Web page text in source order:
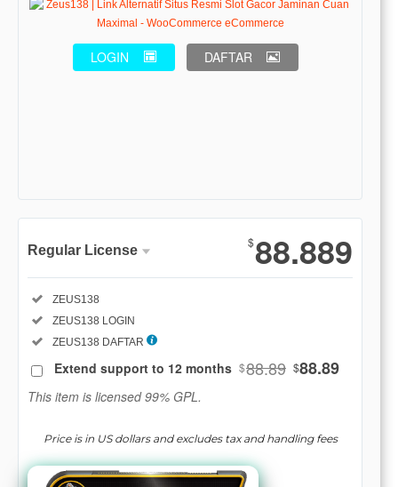
LOGIN DAFTAR
Show More
Regular License
Regular
License
SELECTED
$ 88
Use, by
you or
a single
end
product
$88.889
Included:
ZEUS138
Included:
ZEUS138 LOGIN
Included:
ZEUS138 DAFTAR
Extend support to 12 months $88.89 $88.89
This item is licensed 99% GPL.
Price is in US dollars and excludes tax and handling fees